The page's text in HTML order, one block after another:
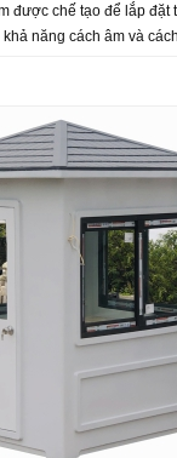
được chế tạo để lắp đặt
năng cách âm và